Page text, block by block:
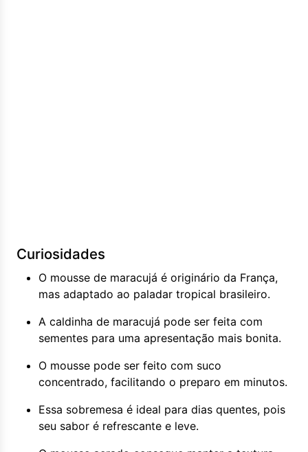
Curiosidades
O mousse de maracujá é originário da França,
mas adaptado ao paladar tropical brasileiro.
A caldinha de maracujá pode ser feita com
sementes para uma apresentação mais bonita.
O mousse pode ser feito com suco
concentrado, facilitando o preparo em minutos.
Essa sobremesa é ideal para dias quentes, pois
seu sabor é refrescante e leve.